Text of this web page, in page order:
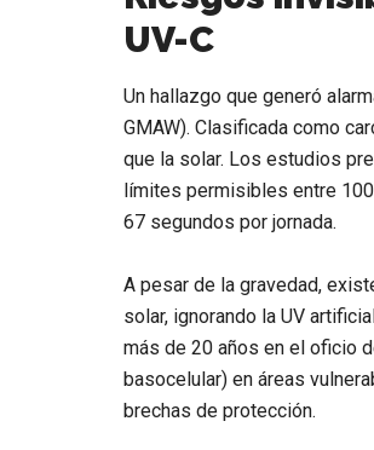
UV-C
Un hallazgo que generó
GMAW). Clasificada como
que la solar. Los estudios
límites permisibles entre
67 segundos por jornada.
A pesar de la gravedad,
solar, ignorando la UV
más de 20 años en el oficio
basocelular) en áreas
brechas de protección.